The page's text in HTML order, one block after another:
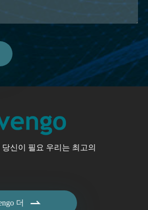
신이 필요 우리는 최고의
더 